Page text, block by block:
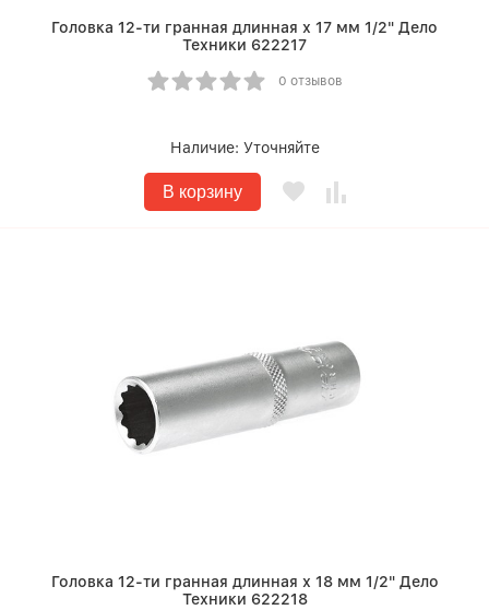
Головка 12-ти гранная длинная х 17 мм 1/2" Дело
Техники 622217
0 отзывов
Наличие: Уточняйте
В корзину
Головка 12-ти гранная длинная х 18 мм 1/2" Дело
Техники 622218